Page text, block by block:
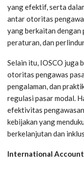
yang efektif, serta
antar otoritas
yang berkaitan dengan
peraturan, dan
Selain itu, IOSCO juga
otoritas pengawas
pengalaman, dan
regulasi pasar modal.
efektivitas
kebijakan yang
berkelanjutan dan
International